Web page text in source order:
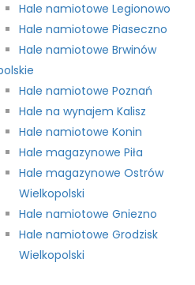
Hale namiotowe Legionowo
Hale namiotowe Piaseczno
Hale namiotowe Brwinów
Hale namiotowe Poznań
Hale na wynajem Kalisz
Hale namiotowe Konin
Hale magazynowe Piła
Hale magazynowe Ostrów
Wielkopolski
Hale namiotowe Gniezno
Hale namiotowe Grodzisk
Wielkopolski